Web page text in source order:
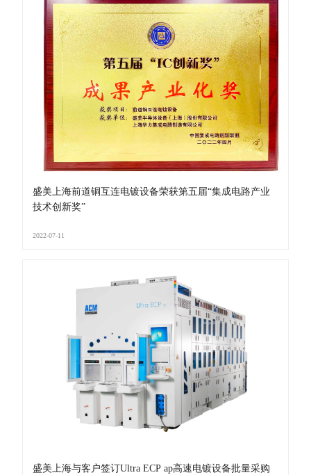
盛美上海前道铜互连电镀设备荣获第五届“集成电路产业
技术创新奖”
2022-07-11
盛美上海与客户签订Ultra ECP ap高速电镀设备批量采购